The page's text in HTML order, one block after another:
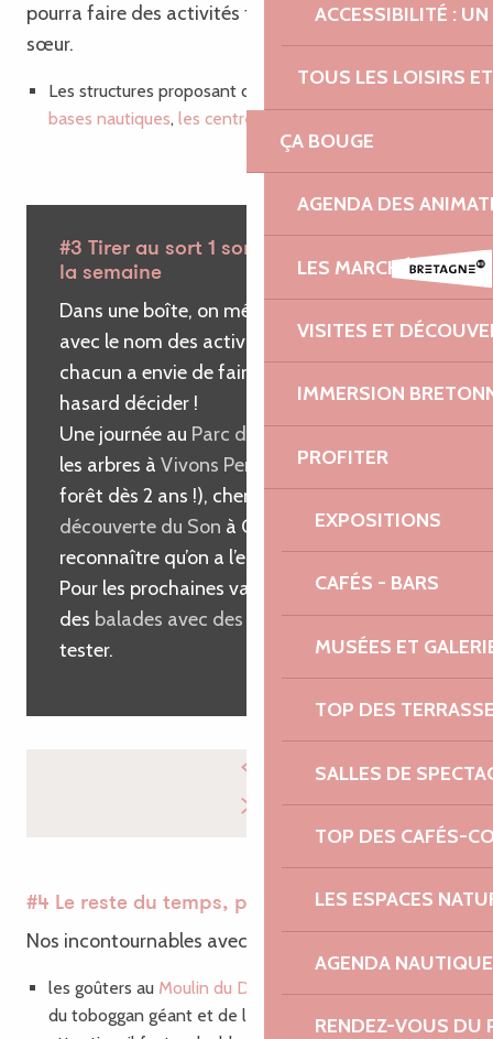
ACCESSIBILITÉ :
TOUS LES LOISIRS
ÇA BOUGE
AGENDA DES
LES MARCHÉS
VISITES ET
IMMERSION
PROFITER
EXPOSITIONS
CAFÉS - BARS
MUSÉES ET
TOP DES
SALLES DE
TOP DES CAFÉS-
LES ESPACES
AGENDA NAUTIQUE
RENDEZ-VOUS DU
pourra faire des activités tranquilles avec sa petite
sœur.
Les structures proposant des activités de plein air :les
bases nautiques, les centres équestres
#3 Tirer au sort 1 sortie en famille dans
la semaine
Dans une boîte, on mélange des papiers
avec le nom des activités ou parcs que
chacun a envie de faire, et on laisse le
hasard décider !
Une journée au Parc du Radôme, escalader
les arbres à Vivons Perchés
(il y a une mini-
forêt dès 2 ans !), cheminer auCentre de
découverte du Son à Cavan… Il faut
reconnaître qu’on a l’embarras du choix ici !
Pour les prochaines vacances, j’ai repéré
des balades avec des ânesà Lanvellec, à
tester.
#4 Le reste du temps, pro-fi-ter !
Nos incontournables avec les filles :
les goûters au Moulin du Duc
du toboggan géant et de l’accrobranche gratuit mais